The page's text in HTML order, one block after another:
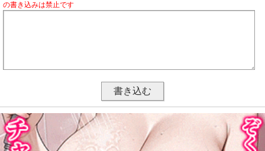
の書き込みは禁止です